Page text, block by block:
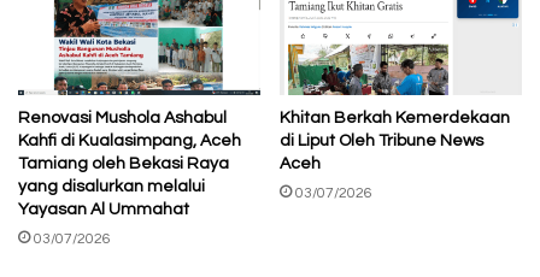
Renovasi Mushola Ashabul
Kahfi di Kualasimpang, Aceh
Tamiang oleh Bekasi Raya
yang disalurkan melalui
Yayasan Al Ummahat
03/07/2026
Khitan Berkah Kemerdekaan
di Liput Oleh Tribune News
Aceh
03/07/2026